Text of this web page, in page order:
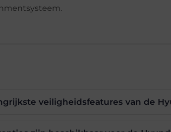
veiligheidsfeatures van de